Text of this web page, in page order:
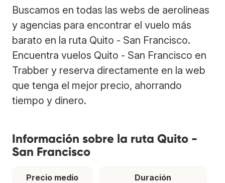
Buscamos en todas las webs de aerolíneas
y agencias para encontrar el vuelo más
barato en la ruta Quito - San Francisco.
Encuentra vuelos Quito - San Francisco en
Trabber y reserva directamente en la web
que tenga el mejor precio, ahorrando
tiempo y dinero.
Información sobre la ruta Quito -
San Francisco
Precio medio
Duración